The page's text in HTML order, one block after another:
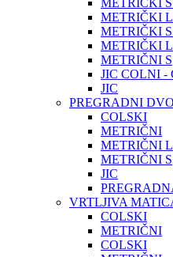
METRIČKI
METRIČKI
METRIČKI
METRIČKI L
METRIČNI S
JIC COLNI -
JIC
PREGRADNI
COLSKI
METRIČNI
METRIČNI L
METRIČNI S
JIC
VRTLJIVA
COLSKI
METRIČNI
COLSKI